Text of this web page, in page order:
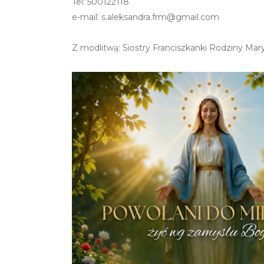
e-mail: s.aleksandra.frm@gmail.com
Z modlitwą: Siostry Franciszkanki Rodziny